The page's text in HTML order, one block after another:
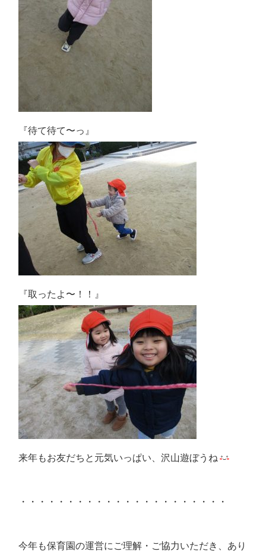
『待て待て〜っ』
『取ったよ〜！！』
来年もお友だちと元気いっぱい、沢山遊ぼうね
・・・・・・・・・・・・・・・・・・・・・・
今年も保育園の運営にご理解・ご協力いただき、あり